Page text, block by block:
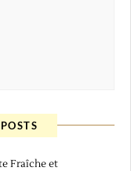
Fraîche et